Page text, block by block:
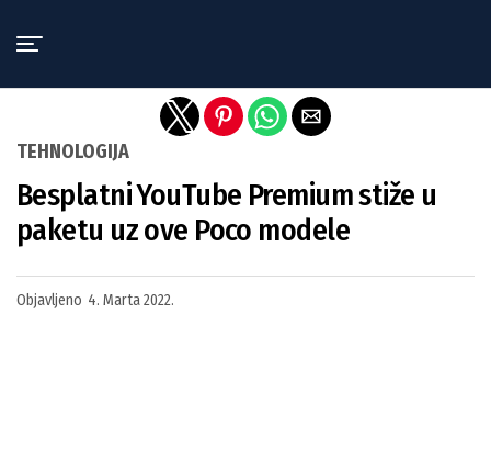
TEHNOLOGIJA
Besplatni YouTube Premium stiže u
paketu uz ove Poco modele
Objavljeno 4. Marta 2022.